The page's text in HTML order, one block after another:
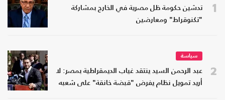
1
تدشين حكومة ظل مصرية في الخارج بمشاركة
"تكنوقراط" ومعارضين
2
سياسة
عبد الرحمن السيد ينتقد غياب الديمقراطية بمصر: لا
أريد تمويل نظام يفرض "قبضة خانقة" على شعبه